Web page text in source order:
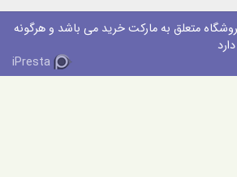
متعلق به مارکت خرید می باشد و هرگونه
iPresta